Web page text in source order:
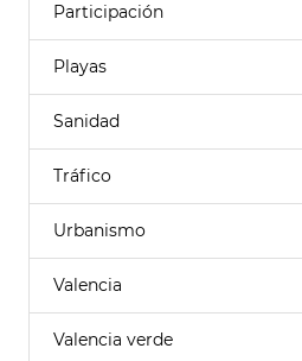
Participación
Playas
Sanidad
Tráfico
Urbanismo
Valencia
Valencia verde